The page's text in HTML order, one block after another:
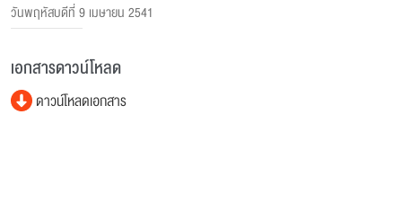
วันพฤหัสบดีที่ 9 เมษายน 2541
เอกสารดาวน์โหลด
ดาวน์โหลดเอกสาร